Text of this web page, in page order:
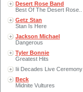
Desert Rose Band
Best Of The Desert Rose..
Getz Stan
Stan Is Here
Jackson Michael
Dangerous
Tyler Bonnie
Greatest Hits
Iii Decades Live Ceremony
Beck
Midnite Vultures